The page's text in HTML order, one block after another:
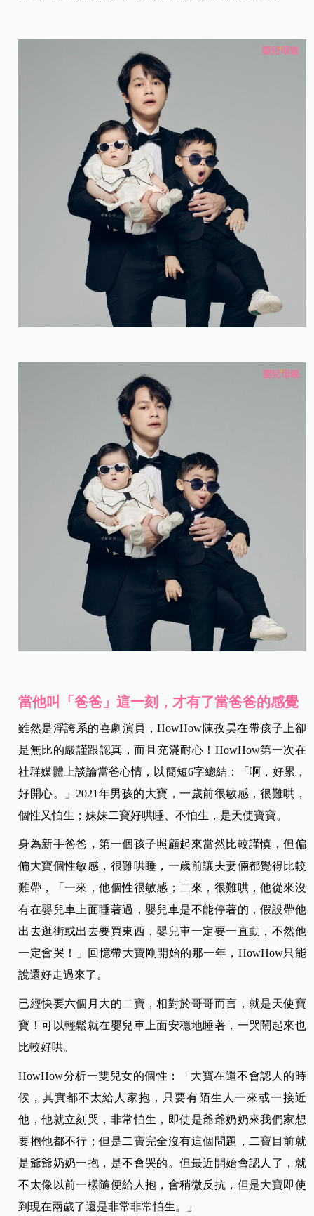
當他叫「爸爸」這一刻，才有了當爸爸的感覺
雖然是浮誇系的喜劇演員，HowHow陳孜昊在帶孩子上卻
是無比的嚴謹跟認真，而且充滿耐心！HowHow第一次在
社群媒體上談論當爸心情，以簡短6字總結：「啊，好累，
好開心。」2021年男孩的大寶，一歲前很敏感，很難哄，
個性又怕生；妹妹二寶好哄睡、不怕生，是天使寶寶。
身為新手爸爸，第一個孩子照顧起來當然比較謹慎，但偏
偏大寶個性敏感，很難哄睡，一歲前讓夫妻倆都覺得比較
難帶，「一來，他個性很敏感；二來，很難哄，他從來沒
有在嬰兒車上面睡著過，嬰兒車是不能停著的，假設帶他
出去逛街或出去要買東西，嬰兒車一定要一直動，不然他
一定會哭！」回憶帶大寶剛開始的那一年，HowHow只能
說還好走過來了。
已經快要六個月大的二寶，相對於哥哥而言，就是天使寶
寶！可以輕鬆就在嬰兒車上面安穩地睡著，一哭鬧起來也
比較好哄。
HowHow分析一雙兒女的個性：「大寶在還不會認人的時
候，其實都不太給人家抱，只要有陌生人一來或一接近
他，他就立刻哭，非常怕生，即使是爺爺奶奶來我們家想
要抱他都不行；但是二寶完全沒有這個問題，二寶目前就
是爺爺奶奶一抱，是不會哭的。但最近開始會認人了，就
不太像以前一樣隨便給人抱，會稍微反抗，但是大寶即使
到現在兩歲了還是非常非常怕生。」